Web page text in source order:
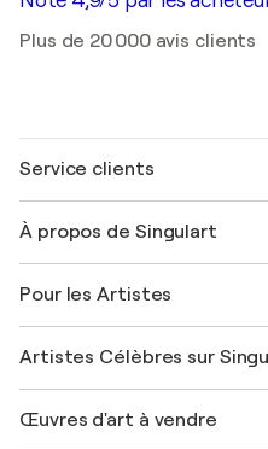
Plus de 20 000 avis clients
Service clients
Expédition
Offrir une carte cadeau
Rejoignez notre
Mon compte
+33 1 76 44 06 42
À propos de Singulart
FAQ
Magazine Singulart
Emplois
Découvrez une sélection
Pour les Artistes
Se connecter en tant
Artistes Célèbres sur
Marc Chagall
Œuvres d'art à vendre